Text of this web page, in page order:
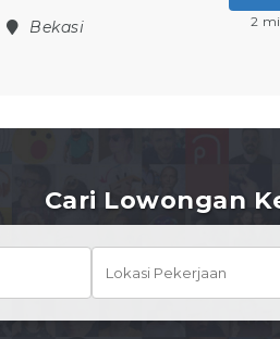
Bekasi 2
Cari Lowongan